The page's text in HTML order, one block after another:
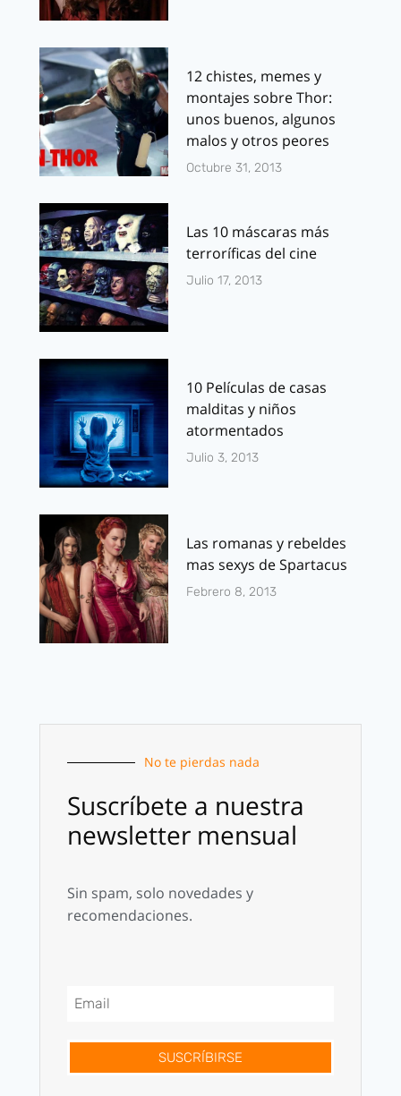
12 chistes, memes y
montajes sobre Thor:
unos buenos, algunos
malos y otros peores
Octubre 31, 2013
Las 10 máscaras más
terroríficas del cine
Julio 17, 2013
10 Películas de casas
malditas y niños
atormentados
Julio 3, 2013
Las romanas y rebeldes
mas sexys de Spartacus
Febrero 8, 2013
No te pierdas nada
Suscríbete a nuestra
newsletter mensual
Sin spam, solo novedades y
recomendaciones.
SUSCRÍBIRSE